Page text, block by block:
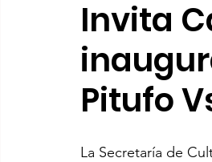
Invita
Pitufo
La Secretaría de